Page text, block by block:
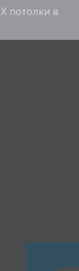
потолки в